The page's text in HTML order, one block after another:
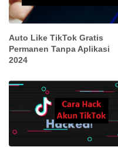
Auto Like TikTok Gratis
Permanen Tanpa Aplikasi
2024